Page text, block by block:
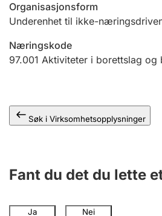
Offentlig sektor
Andre tema
Organisasjonsform
Underenhet til ikke-
Næringskode
97.001 Aktiviteter i borettslag og
Søk i Virksomhetsopplysninger
Fant du det du lette
Ja Nei